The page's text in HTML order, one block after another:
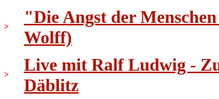
>
"Die Angst der
Wolff)
>
Live mit Ralf Ludwig -
Däblitz